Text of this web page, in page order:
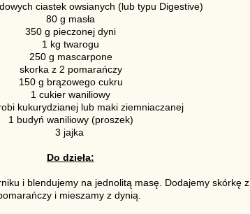
ciastek owsianych (lub typu Digestive)
80 g masła
350 g pieczonej dyni
1 kg twarogu
250 g mascarpone
skorka z 2 pomarańczy
150 g brązowego cukru
1 cukier waniliowy
kukurydzianej lub maki ziemniaczanej
1 budyń waniliowy (proszek)
3 jajka
Do dzieła:
i blendujemy na jednolitą masę. Dodajemy skórkę z
i mieszamy z dynią.